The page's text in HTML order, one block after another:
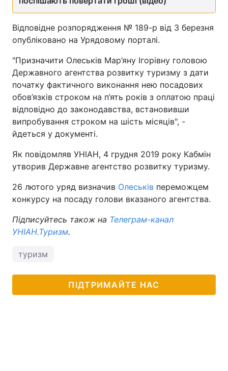
Відповідне розпорядження № 189-р від 3 березня
опубліковано на Урядовому порталі.
"Призначити Олеськів Мар’яну Ігорівну головою
Державного агентства розвитку туризму з дати
початку фактичного виконання нею посадових
обов’язків строком на п’ять років з оплатою праці
відповідно до законодавства, встановивши
випробування строком на шість місяців", -
йдеться у документі.
Як повідомляв УНІАН, 4 грудня 2019 року Кабмін
утворив Державне агентство розвитку туризму.
26 лютого уряд визначив Олеськів переможцем
конкурсу на посаду голови вказаного агентства.
Підписуйтесь також на Телеграм-канал
УНІАН.Туризм.
туризм
ПІДТРИМАЙТЕ НАС